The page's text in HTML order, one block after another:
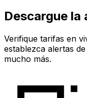
Descargue la
Verifique tarifas en
establezca alertas
mucho más.